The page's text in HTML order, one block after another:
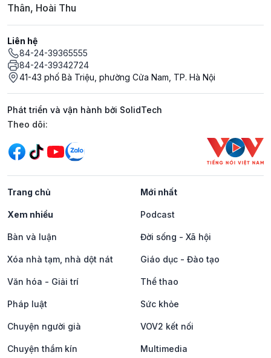
Thân, Hoài Thu
Liên hệ
84-24-39365555
84-24-39342724
41-43 phố Bà Triệu, phường Cửa Nam, TP. Hà Nội
Phát triển và vận hành bởi SolidTech
Mạng xã hội
Theo dõi:
Trang chủ Mới nhất
Xem nhiều Podcast
Bàn và luận Đời sống - Xã hội
Xóa nhà tạm, nhà dột nát Giáo dục - Đào tạo
Văn hóa - Giải trí Thể thao
Pháp luật Sức khỏe
Chuyện người già VOV2 kết nối
Chuyện thầm kín Multimedia